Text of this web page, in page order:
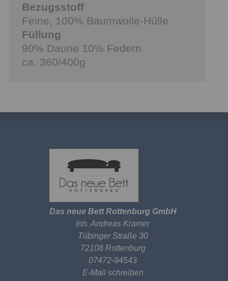
Bezugsstoff
Feine, 100% Baumwolle-Hülle
Füllung
90% Daune 10% Federn
ca. 360/400g
Das neue Bett Rottenburg GmbH
Inh. Andreas Kramer
Tübinger Straße 30
72108 Rottenburg
07472-94543
E-Mail schreiben